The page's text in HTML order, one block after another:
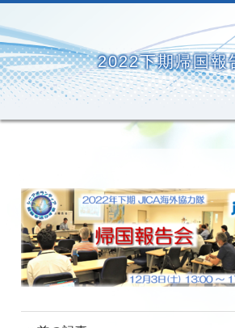
2022下期帰国報